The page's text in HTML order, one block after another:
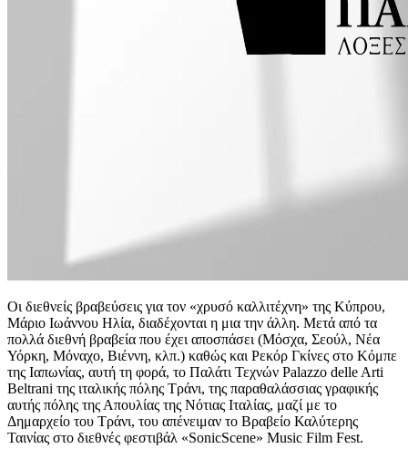
Οι διεθνείς βραβεύσεις για τον «χρυσό καλλιτέχνη» της Κύπρου,
Μάριο Ιωάννου Ηλία, διαδέχονται η μια την άλλη. Μετά από τα
πολλά διεθνή βραβεία που έχει αποσπάσει (Μόσχα, Σεούλ, Νέα
Υόρκη, Μόναχο, Βιέννη, κλπ.) καθώς και Ρεκόρ Γκίνες στο Κόμπε
της Ιαπωνίας, αυτή τη φορά, το Παλάτι Τεχνών Palazzo delle Arti
Beltrani της ιταλικής πόλης Τράνι, της παραθαλάσσιας γραφικής
αυτής πόλης της Απουλίας της Νότιας Ιταλίας, μαζί με το
Δημαρχείο του Τράνι, του απένειμαν το Βραβείο Καλύτερης
Ταινίας στο διεθνές φεστιβάλ «SonicScene» Music Film Fest.